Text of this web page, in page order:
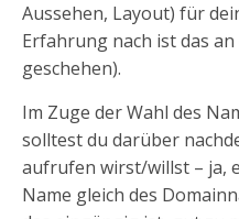
Aussehen, Layout) für
Erfahrung nach ist das
geschehen).
Im Zuge der Wahl des
solltest du darüber
aufrufen wirst/willst – ja,
Name gleich des